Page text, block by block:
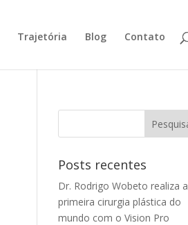
Trajetória Blog Contato
Posts recentes
Dr. Rodrigo Wobeto realiza a
primeira cirurgia plástica do
mundo com o Vision Pro